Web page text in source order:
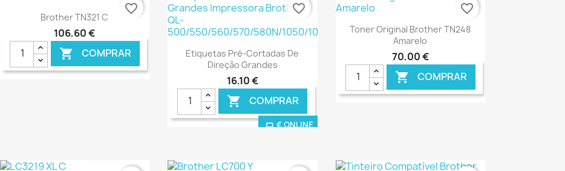
Ver+
Brother TN321 C
106,60 €
 COMPRAR
favorite_border
Ver+
Etiquetas Pré-Cortadas De
Direção Grandes
16,10 €
 COMPRAR
€ ONLINE
favorite_border
Ver+
Toner Original Brother TN248
Amarelo
70,00 €
 COMPRAR
favorite_border